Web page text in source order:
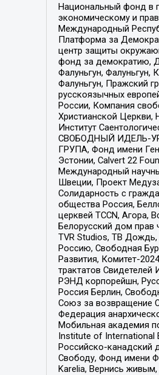
Национальный фонд в
экономическому и
Международный
Платформа за
центр защиты
фонд за демократию,
Фалуньгун,
Фалуньгун, Пражский
русскоязычных
России, Компания
Христианской
Институт
СВОБОДНЫЙ ИДЕЛЬ-
ГРУПА, Фонд имени
Эстонии, Calvert 22
Международный
Швеции, Проект
Солидарность с
общества Россия,
церквей TCCN, Агора,
Белорусский дом прав
TVR Studios, ТВ
Россию, Свободная
Развития, Комитет-
трактатов Свидетелей
РЭНД корпорейшн,
Россия Берлин,
Союз за возвращение
Федерация
Мобильная академия
Institute of International
Российско-канадский
Свободу, Фонд имени
Karelia, Вернись